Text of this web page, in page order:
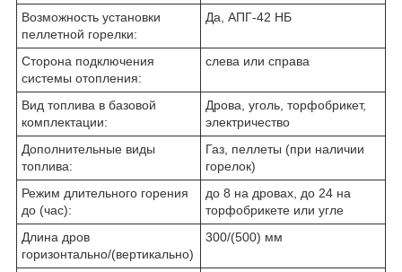
Возможность установки
пеллетной горелки:
Да, АПГ-42 НБ
Сторона подключения
системы отопления:
слева или справа
Вид топлива в базовой
комплектации:
Дрова, уголь, торфобрикет,
электричество
Дополнительные виды
топлива:
Газ, пеллеты (при наличии
горелок)
Режим длительного горения
до (час):
до 8 на дровах, до 24 на
торфобрикете или угле
Длина дров
горизонтально/(вертикально)
300/(500) мм